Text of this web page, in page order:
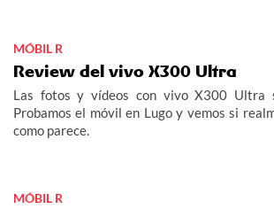
MÓBIL R
Review del vivo X300 Ultra
Las fotos y vídeos con vivo X300 Ultra
Probamos el móvil en Lugo y vemos si
como parece.
MÓBIL R